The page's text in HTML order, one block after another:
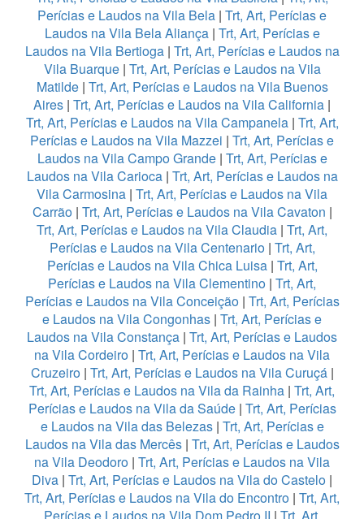
Perícias e Laudos na Vila Bela | Trt, Art, Perícias e
Laudos na Vila Bela Aliança| Trt, Art, Perícias e
Laudos na Vila Bertioga| Trt, Art, Perícias e Laudos na
Vila Buarque| Trt, Art, Perícias e Laudos na Vila
Matilde| Trt, Art, Perícias e Laudos na Vila Buenos
Aires | Trt, Art, Perícias e Laudos na Vila California |
Trt, Art, Perícias e Laudos na Vila Campanela| Trt, Art,
Perícias e Laudos na Vila Mazzei | Trt, Art, Perícias e
Laudos na Vila Campo Grande| Trt, Art, Perícias e
Laudos na Vila Carioca| Trt, Art, Perícias e Laudos na
Vila Carmosina | Trt, Art, Perícias e Laudos na Vila
Carrão| Trt, Art, Perícias e Laudos na Vila Cavaton |
Trt, Art, Perícias e Laudos na Vila Claudia | Trt, Art,
Perícias e Laudos na Vila Centenario| Trt, Art,
Perícias e Laudos na Vila Chica Luisa | Trt, Art,
Perícias e Laudos na Vila Clementino | Trt, Art,
Perícias e Laudos na Vila Conceição| Trt, Art, Perícias
e Laudos na Vila Congonhas | Trt, Art, Perícias e
Laudos na Vila Constança | Trt, Art, Perícias e Laudos
na Vila Cordeiro | Trt, Art, Perícias e Laudos na Vila
Cruzeiro | Trt, Art, Perícias e Laudos na Vila Curuçá |
Trt, Art, Perícias e Laudos na Vila da Rainha | Trt, Art,
Perícias e Laudos na Vila da Saúde| Trt, Art, Perícias
e Laudos na Vila das Belezas| Trt, Art, Perícias e
Laudos na Vila das Mercês| Trt, Art, Perícias e Laudos
na Vila Deodoro | Trt, Art, Perícias e Laudos na Vila
Diva | Trt, Art, Perícias e Laudos na Vila do Castelo |
Trt, Art, Perícias e Laudos na Vila do Encontro | Trt, Art,